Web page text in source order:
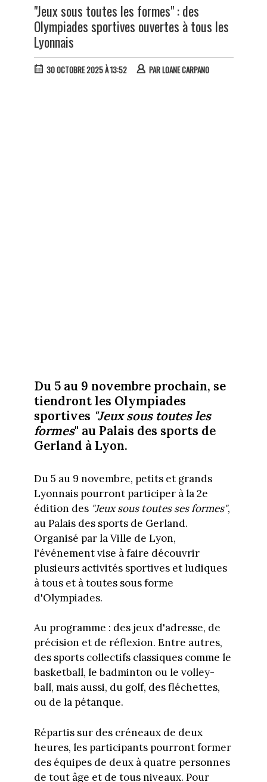
"Jeux sous toutes les formes" : des
Olympiades sportives ouvertes à tous les
Lyonnais
30 OCTOBRE 2025 À 13:52 PARLOANE CARPANO
Du 5 au 9 novembre prochain, se
tiendront les Olympiades
sportives "Jeux sous toutes les
formes" au Palais des sports de
Gerland à Lyon.
Du 5 au 9 novembre, petits et grands
Lyonnais pourront participer à la 2e
édition des "Jeux sous toutes ses formes",
au Palais des sports de Gerland.
Organisé par la Ville de Lyon,
l'événement vise à faire découvrir
plusieurs activités sportives et ludiques
à tous et à toutes sous forme
d'Olympiades.
Au programme : des jeux d'adresse, de
précision et de réflexion. Entre autres,
des sports collectifs classiques comme le
basketball, le badminton ou le volley-
ball, mais aussi, du golf, des fléchettes,
ou de la pétanque.
Répartis sur des créneaux de deux
heures, les participants pourront former
des équipes de deux à quatre personnes
de tout âge et de tous niveaux. Pour